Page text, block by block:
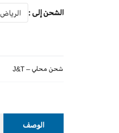
الشحن إلى : الرياض
شحن محلي – J&T
الوصف